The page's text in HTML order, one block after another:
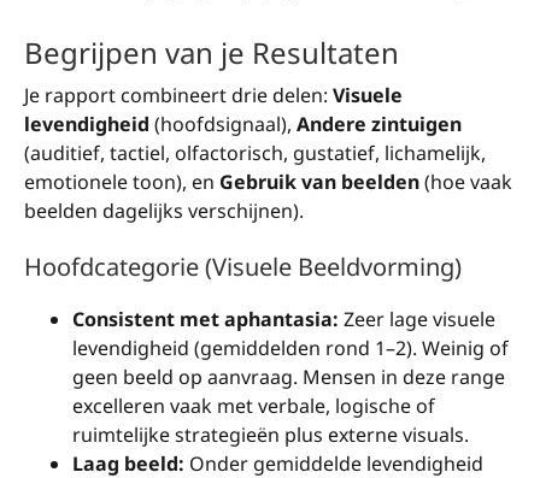
Begrijpen van je Resultaten
Je rapport combineert drie delen: Visuele
levendigheid (hoofdsignaal), Andere zintuigen
(auditief, tactiel, olfactorisch, gustatief, lichamelijk,
emotionele toon), en Gebruik van beelden(hoe vaak
beelden dagelijks verschijnen).
Hoofdcategorie (Visuele Beeldvorming)
Consistent met aphantasia: Zeer lage visuele
levendigheid (gemiddelden rond 1–2). Weinig of
geen beeld op aanvraag. Mensen in deze range
excelleren vaak met verbale, logische of
ruimtelijke strategieën plus externe visuals.
Laag beeld: Onder gemiddelde levendigheid